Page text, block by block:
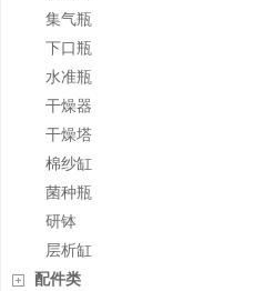
集气瓶
下口瓶
水准瓶
干燥器
干燥塔
棉纱缸
菌种瓶
研钵
层析缸
配件类